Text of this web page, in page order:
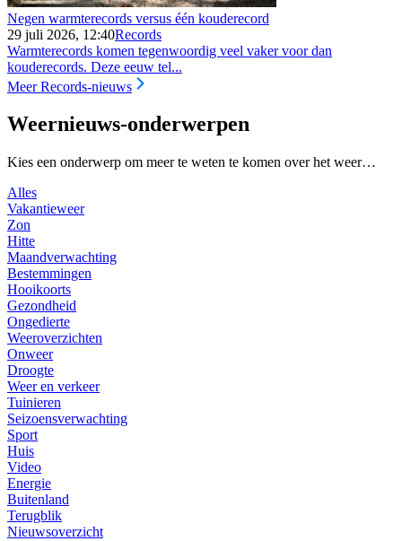
Negen warmterecords versus één kouderecord
29 juli 2026, 12:40Records
Warmterecords komen tegenwoordig veel vaker voor dan
kouderecords. Deze eeuw tel...
Meer Records-nieuws
Weernieuws-onderwerpen
Kies een onderwerp om meer te weten te komen over het weer…
Alles
Vakantieweer
Zon
Hitte
Maandverwachting
Bestemmingen
Hooikoorts
Gezondheid
Ongedierte
Weeroverzichten
Onweer
Droogte
Weer en verkeer
Tuinieren
Seizoensverwachting
Sport
Huis
Video
Energie
Buitenland
Terugblik
Nieuwsoverzicht